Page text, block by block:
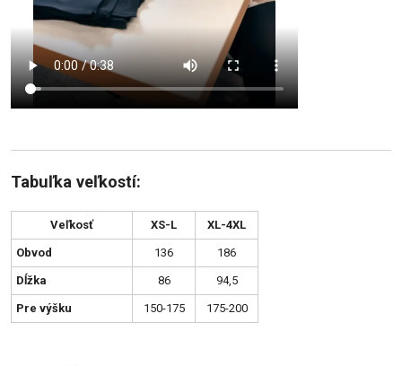
Tabuľka veľkostí:
Veľkosť XS-L XL-4XL
Obvod 136 186
Dĺžka 86 94,5
Pre výšku 150-175 175-200